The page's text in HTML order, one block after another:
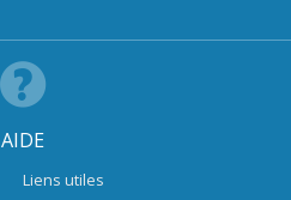
AIDE
Liens utiles